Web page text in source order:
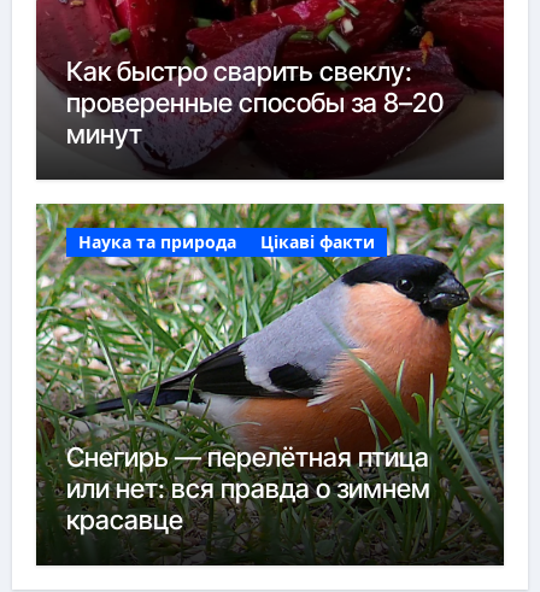
Как быстро сварить свеклу:
проверенные способы за 8–20
минут
Наука та природа Цікаві факти
Снегирь — перелётная птица
или нет: вся правда о зимнем
красавце